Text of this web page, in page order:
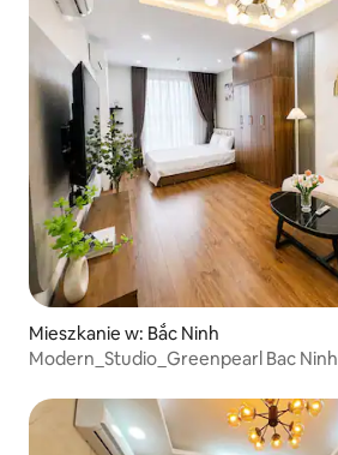
Mieszkanie w: Bắc Ninh
Modern_Studio_Greenpearl Bac Ninh